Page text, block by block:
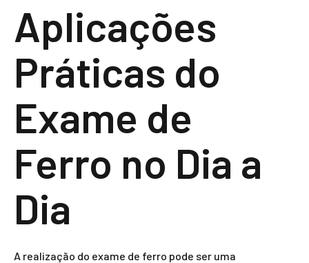
Aplicações
Práticas do
Exame de
Ferro no Dia a
Dia
A realização do exame de ferro pode ser uma